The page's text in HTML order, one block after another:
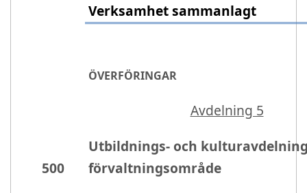
Verksamhet sammanlagt
ÖVERFÖRINGAR
Avdelning 5
500
Utbildnings- och
förvaltningsområde